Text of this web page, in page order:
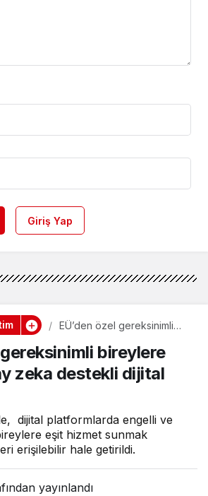
Giriş Yap
EÜ’den özel gereksinimli
zeka destekli dijital projeler
gereksinimli bireylere
zeka destekli dijital
dijital platformlarda engelli ve
eşit hizmet sunmak
erişilebilir hale getirildi.
yayınlandı